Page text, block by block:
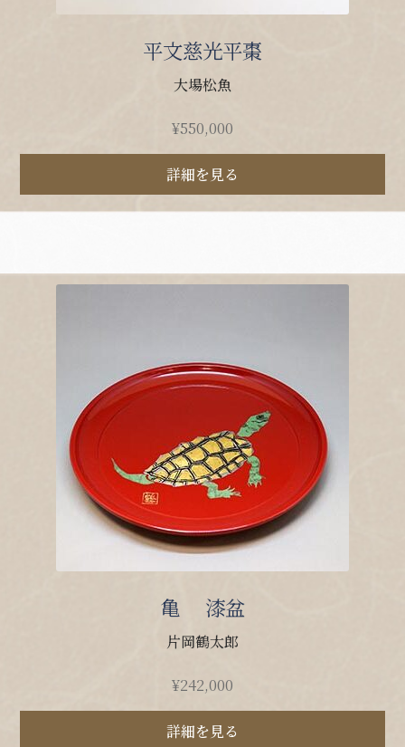
平文慈光平棗
大場松魚
¥550,000
詳細を見る
亀 漆盆
片岡鶴太郎
¥242,000
詳細を見る